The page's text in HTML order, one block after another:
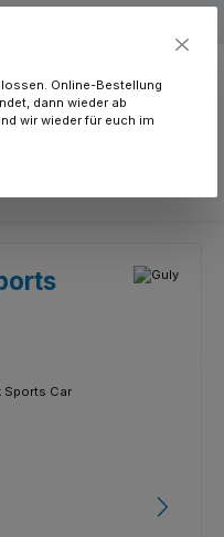
Online-Bestellung
dann wieder ab
wir wieder für euch im